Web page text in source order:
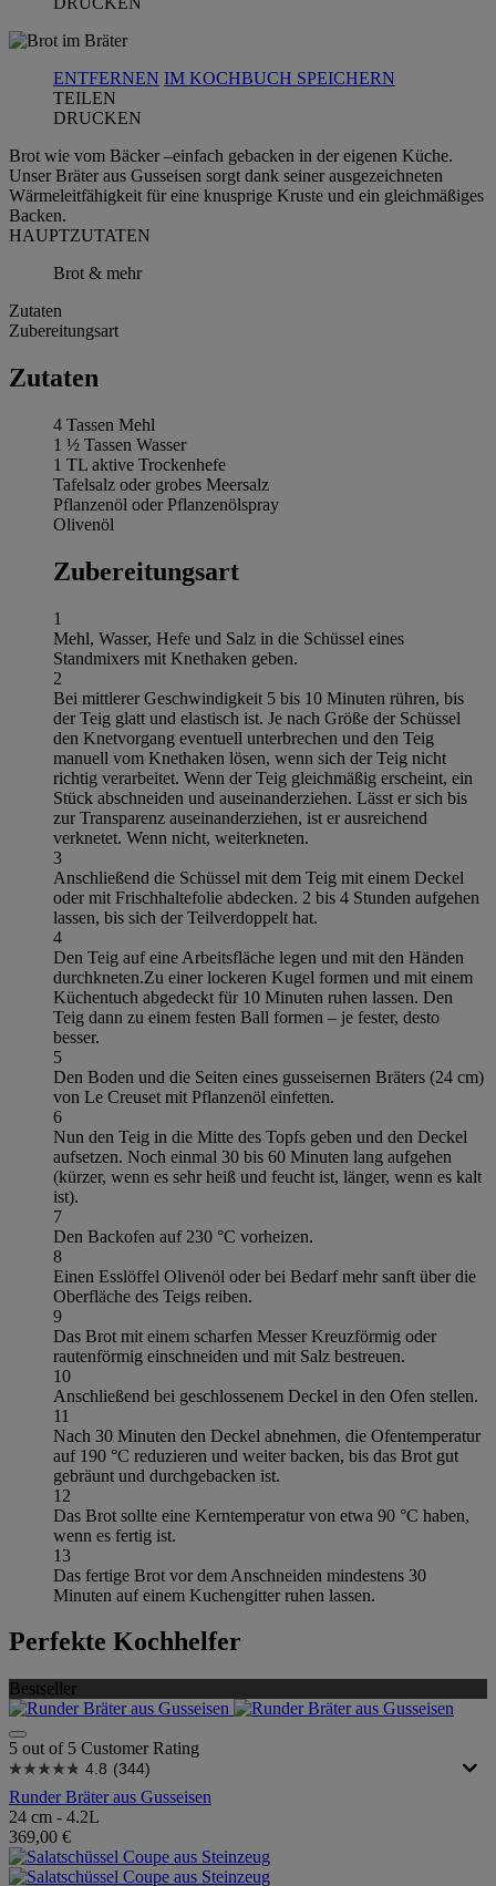
ENTFERNEN IM KOCHBUCH SPEICHERN
TEILEN
DRUCKEN
Brot wie vom Bäcker –einfach gebacken in der eigenen Küche.
Unser Bräter aus Gusseisen sorgt dank seiner ausgezeichneten
Wärmeleitfähigkeit für eine knusprige Kruste und ein gleichmäßiges
Backen.
HAUPTZUTATEN
Brot & mehr
Zutaten
Zubereitungsart
Zutaten
4 Tassen Mehl
1 ½ Tassen Wasser
1 TL aktive Trockenhefe
Tafelsalz oder grobes Meersalz
Pflanzenöl oder Pflanzenölspray
Olivenöl
Zubereitungsart
1
Mehl, Wasser, Hefe und Salz in die Schüssel eines
Standmixers mit Knethaken geben.
2
Bei mittlerer Geschwindigkeit 5 bis 10 Minuten rühren, bis
der Teig glatt und elastisch ist. Je nach Größe der Schüssel
den Knetvorgang eventuell unterbrechen und den Teig
manuell vom Knethaken lösen, wenn sich der Teig nicht
richtig verarbeitet. Wenn der Teig gleichmäßig erscheint, ein
Stück abschneiden und auseinanderziehen. Lässt er sich bis
zur Transparenz auseinanderziehen, ist er ausreichend
verknetet. Wenn nicht, weiterkneten.
3
Anschließend die Schüssel mit dem Teig mit einem Deckel
oder mit Frischhaltefolie abdecken. 2 bis 4 Stunden aufgehen
lassen, bis sich der Teilverdoppelt hat.
4
Den Teig auf eine Arbeitsfläche legen und mit den Händen
durchkneten.Zu einer lockeren Kugel formen und mit einem
Küchentuch abgedeckt für 10 Minuten ruhen lassen. Den
Teig dann zu einem festen Ball formen – je fester, desto
besser.
5
Den Boden und die Seiten eines gusseisernen Bräters (24 cm)
von Le Creuset mit Pflanzenöl einfetten.
6
Nun den Teig in die Mitte des Topfs geben und den Deckel
aufsetzen. Noch einmal 30 bis 60 Minuten lang aufgehen
(kürzer, wenn es sehr heiß und feucht ist, länger, wenn es kalt
ist).
7
Den Backofen auf 230 °C vorheizen.
8
Einen Esslöffel Olivenöl oder bei Bedarf mehr sanft über die
Oberfläche des Teigs reiben.
9
Das Brot mit einem scharfen Messer Kreuzförmig oder
rautenförmig einschneiden und mit Salz bestreuen.
10
Anschließend bei geschlossenem Deckel in den Ofen stellen.
11
Nach 30 Minuten den Deckel abnehmen, die Ofentemperatur
auf 190 °C reduzieren und weiter backen, bis das Brot gut
gebräunt und durchgebacken ist.
12
Das Brot sollte eine Kerntemperatur von etwa 90 °C haben,
wenn es fertig ist.
13
Das fertige Brot vor dem Anschneiden mindestens 30
Minuten auf einem Kuchengitter ruhen lassen.
Perfekte Kochhelfer
Bestseller
5 out of 5 Customer Rating
4.8 (344)
Runder Bräter aus Gusseisen
24 cm - 4.2L
369,00 €